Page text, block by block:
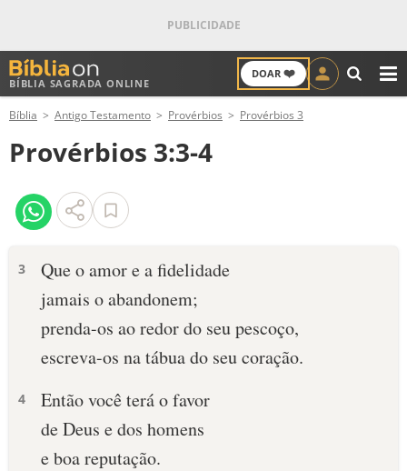
BÍBLIA SAGRADA ONLINE
DOAR ❤️
ANTIGO TESTAMENTO
NOVO TESTAMENTO
VERSÍCULOS
PALAVRA DO DIA
DEVOCIONAL DIÁRIO
10 MANDAMENTOS
Bíblia Antigo Testamento Provérbios Provérbios 3
Provérbios 3:3-4
3
Que o amor e a fidelidade
jamais o abandonem;
prenda-os ao redor do seu pescoço,
escreva-os na tábua do seu coração.
4
Então você terá o favor
de Deus e dos homens
e boa reputação.